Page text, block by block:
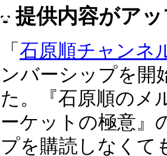
けサインが点灯す
▼ マーケットナビ
フォローシグナル
ドシグナル
提供内容がア